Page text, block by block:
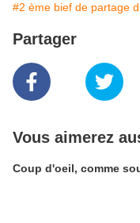
#2 ème bief de partage
Partager
Vous aimerez
Coup d'oeil, comme